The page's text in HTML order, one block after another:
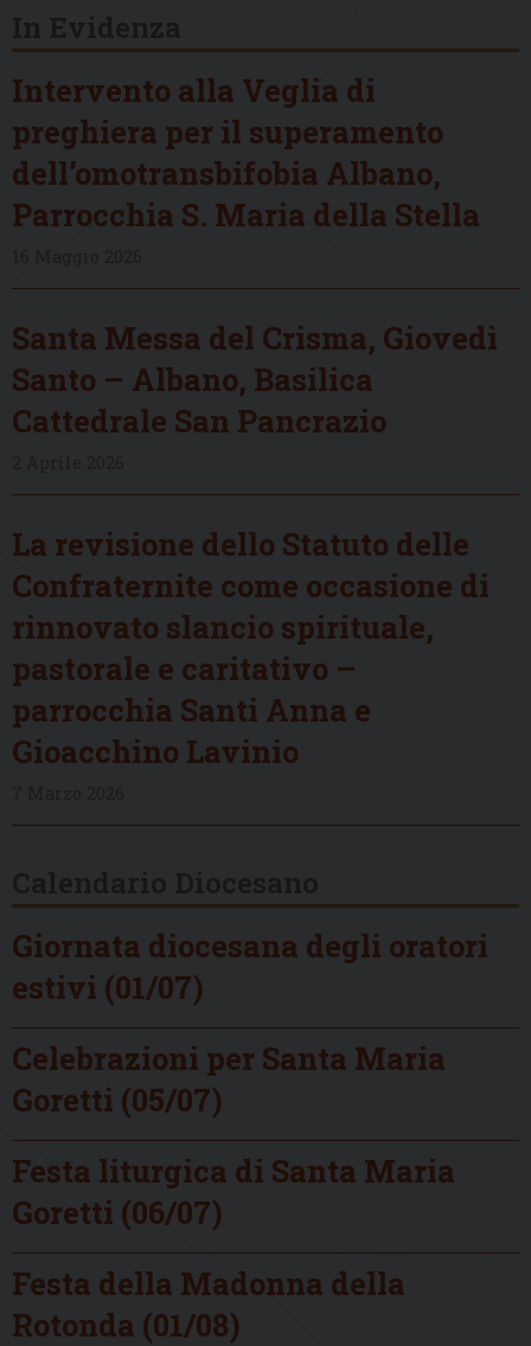
Intervento alla Veglia di
preghiera per il superamento
dell’omotransbifobia Albano,
Parrocchia S. Maria della Stella
Santa Messa del Crisma, Giovedì
Santo – Albano, Basilica
Cattedrale San Pancrazio
La revisione dello Statuto delle
Confraternite come occasione di
rinnovato slancio spirituale,
pastorale e caritativo –
parrocchia Santi Anna e
Gioacchino Lavinio
Giornata diocesana degli oratori
estivi (01/07)
Celebrazioni per Santa Maria
Goretti (05/07)
Festa liturgica di Santa Maria
Goretti (06/07)
Festa della Madonna della
Rotonda (01/08)